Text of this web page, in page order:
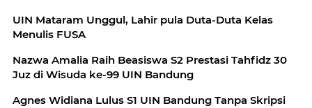
UIN Mataram Unggul, Lahir pula Duta-Duta Kelas
Menulis FUSA
Nazwa Amalia Raih Beasiswa S2 Prestasi Tahfidz 30
Juz di Wisuda ke-99 UIN Bandung
Agnes Widiana Lulus S1 UIN Bandung Tanpa Skripsi